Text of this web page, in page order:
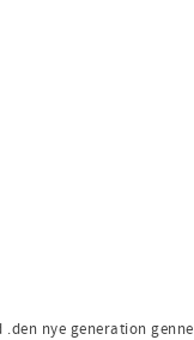
.den nye generation